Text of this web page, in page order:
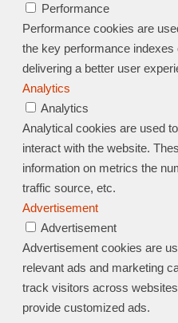
Performance
Performance cookies are
the key performance
delivering a better user
Analytics
Analytics
Analytical cookies are used
interact with the website.
information on metrics the
traffic source, etc.
Advertisement
Advertisement
Advertisement cookies are
relevant ads and marketing
track visitors across
provide customized ads.